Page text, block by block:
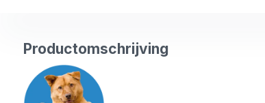
Productomschrijving